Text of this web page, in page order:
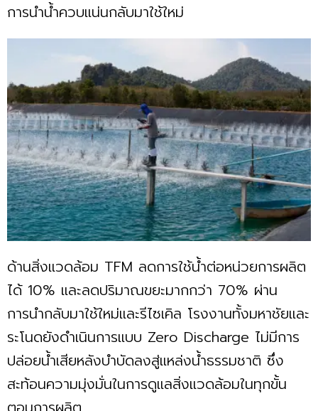
การนำน้ำควบแน่นกลับมาใช้ใหม่
ด้านสิ่งแวดล้อม TFM ลดการใช้น้ำต่อหน่วยการผลิต
ได้ 10% และลดปริมาณขยะมากกว่า 70% ผ่าน
การนำกลับมาใช้ใหม่และรีไซเคิล โรงงานทั้งมหาชัยและ
ระโนดยังดำเนินการแบบ Zero Discharge ไม่มีการ
ปล่อยน้ำเสียหลังบำบัดลงสู่แหล่งน้ำธรรมชาติ ซึ่ง
สะท้อนความมุ่งมั่นในการดูแลสิ่งแวดล้อมในทุกขั้น